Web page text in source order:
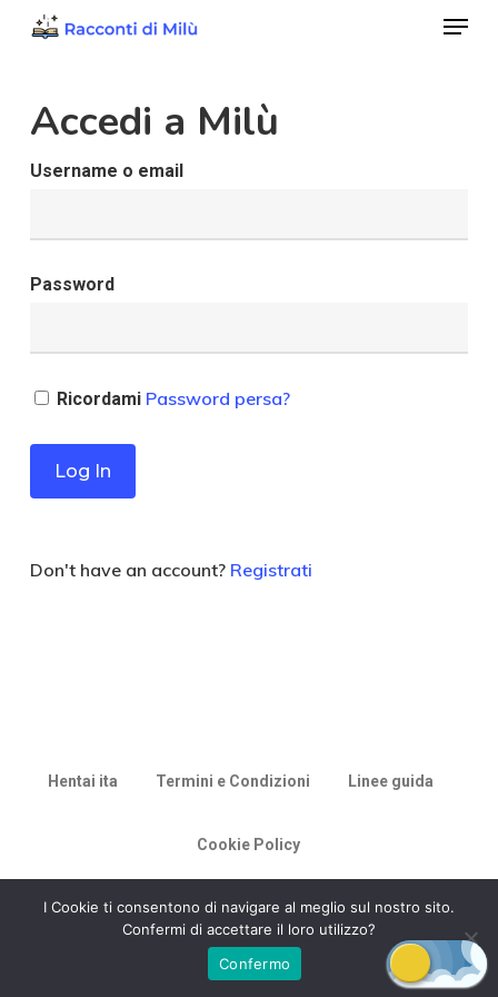
content
Menu
Accedi a Milù
Username o email
Password
Ricordami Password persa?
Don't have an account? Registrati
Hentai ita Termini e Condizioni Linee guida
Cookie Policy
© 2026 Racconti di Milù.
I Cookie ti consentono di navigare al meglio sul nostro sito.
Confermi di accettare il loro utilizzo?
Confermo